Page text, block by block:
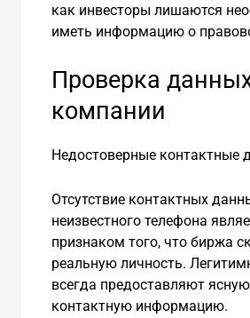
как инвесторы лишаются
иметь информацию о
Проверка
компании
Недостоверные контактные
Отсутствие контактных
неизвестного телефона
признаком того, что биржа
реальную личность.
всегда предоставляют
контактную информацию.